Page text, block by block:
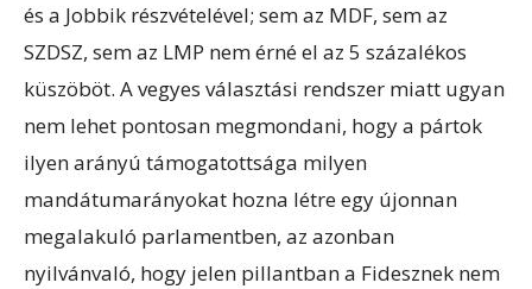
és a Jobbik részvételével; sem az MDF, sem az
SZDSZ, sem az LMP nem érné el az 5 százalékos
küszöböt. A vegyes választási rendszer miatt ugyan
nem lehet pontosan megmondani, hogy a pártok
ilyen arányú támogatottsága milyen
mandátumarányokat hozna létre egy újonnan
megalakuló parlamentben, az azonban
nyilvánvaló, hogy jelen pillantban a Fidesznek nem